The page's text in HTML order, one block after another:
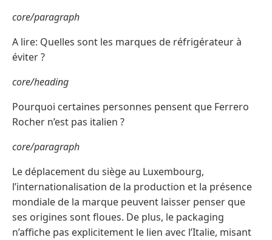
core/paragraph
A lire: Quelles sont les marques de réfrigérateur à
éviter ?
core/heading
Pourquoi certaines personnes pensent que Ferrero
Rocher n’est pas italien ?
core/paragraph
Le déplacement du siège au Luxembourg,
l’internationalisation de la production et la présence
mondiale de la marque peuvent laisser penser que
ses origines sont floues. De plus, le packaging
n’affiche pas explicitement le lien avec l’Italie, misant